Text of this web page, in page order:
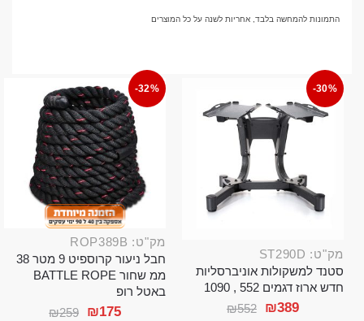
התמונות להמחשה בלבד, אחריות לשנה על כל המוצרים
-30%
מק"ט: ST290D
סטנד למשקולות אוניברסליות
חדש ארוז דגמים 552 , 1090
₪552 ₪389
-32%
מק"ט: ROP389B
חבל ניעור קרוספיט 9 מטר 38
ממ שחור BATTLE ROPE
באטל רופ
₪259 ₪175